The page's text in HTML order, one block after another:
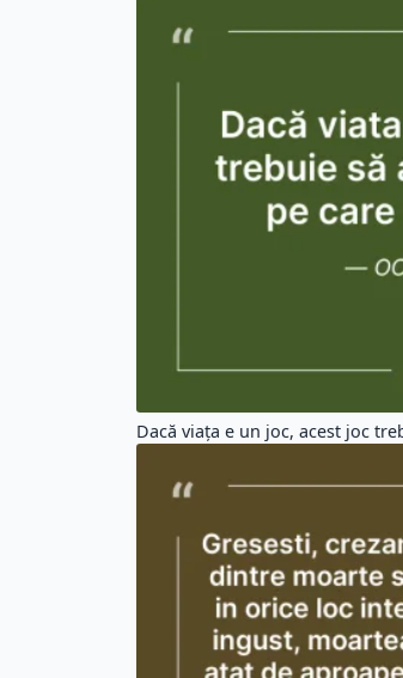
Dacă viața e un joc, acest joc